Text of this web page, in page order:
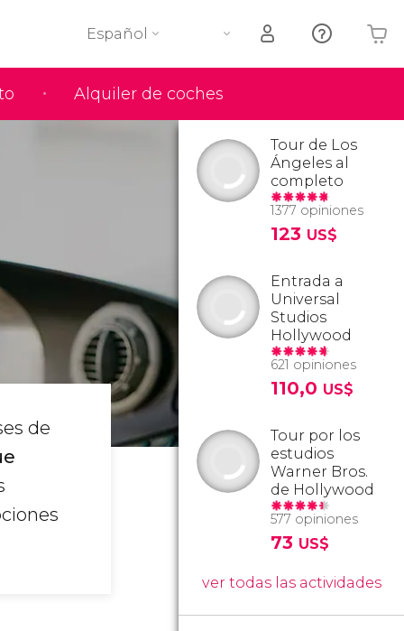
Alquiler de coches
Español
de
Tour de Los
Ángeles al
completo
1377 opiniones
123 US$
Entrada a
Universal
Studios
Hollywood
621 opiniones
110,0 US$
Tour por los
estudios
Warner Bros.
de Hollywood
577 opiniones
73 US$
ver todas las actividades